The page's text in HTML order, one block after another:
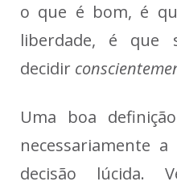
o que é bom, é
liberdade, é que
decidir
Uma boa
necessariamente
decisão lúcida.